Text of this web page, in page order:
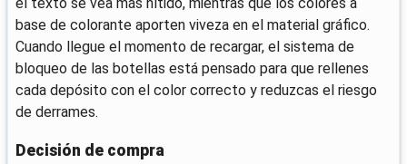
base de colorante aporten viveza en el material gráfico.
Cuando llegue el momento de recargar, el sistema de
bloqueo de las botellas está pensado para que rellenes
cada depósito con el color correcto y reduzcas el riesgo
de derrames.
Decisión de compra